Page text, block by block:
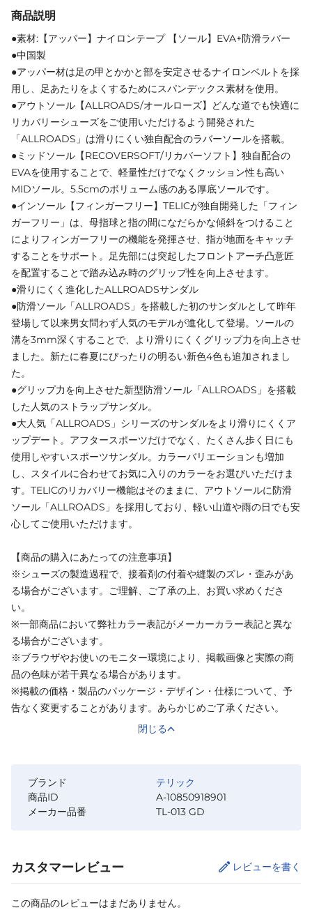
商品説明
●素材:【アッパー】ナイロンテープ 【ソール】EVA+防滑ラバー
●中国製
●アッパー材は足の甲とかかと部を安定させるナイロンベルトを採
用し、足あたりをよくするためにスパンデックス素材を使用。
●アウトソール【ALLROADS/オールローズ】どんな道でも快適に
リカバリーシューズをご使用いただけるよう開発された
「ALLROADS」は滑りにくい独自配合のラバーソールを搭載。
●ミッドソール【RECOVERSOFT/リカバーソフト】独自配合の
EVAを使用することで、軽量性だけでなくクッション性も高い
MIDソール。5.5cmのボリューム感のある厚底ソールです。
●インソール【フィンガーフリー】TELICが独自開発した「フィン
ガーフリー」は、母指球と指の間になだらかな傾斜をつけること
によりフィンガーフリーの機能を発揮させ、指が地面をキャッチ
することをサポート。足先部には突起したフロントアーチ凸意匠
を配置することで踏み込み時のグリップ性を向上させます。
●滑りにくく進化したALLROADSサンダル
●防滑ソール「ALLROADS」を搭載した初のサンダルとして昨年
登場して以来男女問わず人気のモデルが進化して登場。ソールの
溝を3mm深くすることで、より滑りにくくグリップ力を向上させ
ました。新たに春夏にぴったりの明るい新色4色も追加されまし
た。
●グリップ力を向上させた新型防滑ソール「ALLROADS」を搭載
した人気のストラップサンダル。
●大人気「ALLROADS」シリーズのサンダルをより滑りにくくア
ップデート。アフタースポーツだけでなく、たくさん歩く日にも
使用しやすいスポーツサンダル。カラーバリエーションも増加
し、スタイルに合わせてお気に入りのカラーをお選びいただけま
す。TELICのリカバリー機能はそのままに、アウトソールに防滑
ソール「ALLROADS」を採用しており、軽い山道や雨の日でも安
心してご使用いただけます。
【商品の購入にあたっての注意事項】
※シューズの製造過程で、接着剤の付着や縫製のズレ・歪みがあ
る場合がございます。ご理解、ご了承の上、お買い求めくださ
い。
※一部商品において弊社カラー表記がメーカーカラー表記と異な
る場合がございます。
※ブラウザやお使いのモニター環境により、掲載画像と実際の商
品の色味が若干異なる場合があります。
※掲載の価格・製品のパッケージ・デザイン・仕様について、予
告なく変更することがあります。あらかじめご了承ください。
閉じる
ブランド
テリック
商品ID
A-10850918901
メーカー品番
TL-013 GD
カスタマーレビュー レビューを書く
この商品のレビューはまだありません。